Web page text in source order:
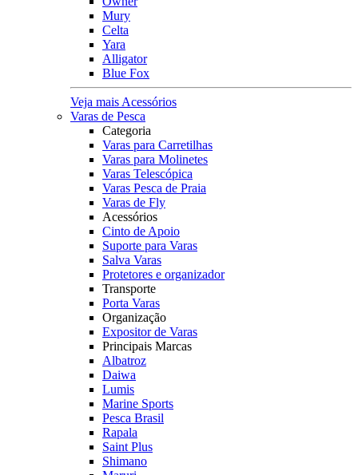
Mury
Celta
Yara
Alligator
Blue Fox
Veja mais Acessórios
Varas de Pesca
Categoria
Varas para Carretilhas
Varas para Molinetes
Varas Telescópica
Varas Pesca de Praia
Varas de Fly
Acessórios
Cinto de Apoio
Suporte para Varas
Salva Varas
Protetores e organizador
Transporte
Porta Varas
Organização
Expositor de Varas
Principais Marcas
Albatroz
Daiwa
Lumis
Marine Sports
Pesca Brasil
Rapala
Saint Plus
Shimano